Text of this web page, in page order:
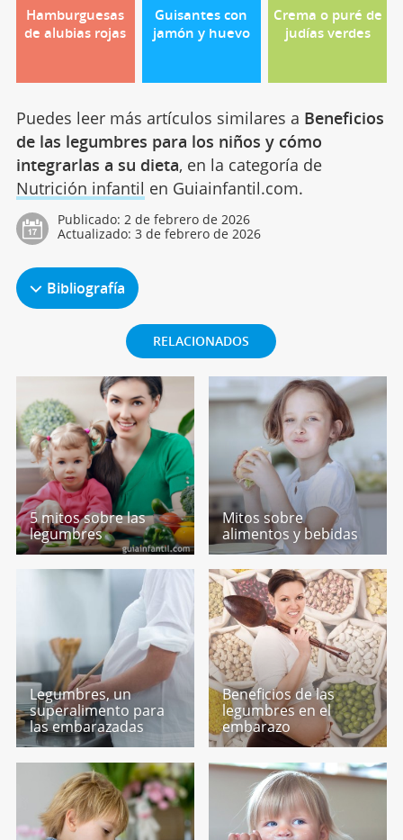
Hamburguesas
de alubias rojas
Guisantes con
jamón y huevo
Crema o puré de
judías verdes
Puedes leer más artículos similares a Beneficios
de las legumbres para los niños y cómo
integrarlas a su dieta, en la categoría de
Nutrición infantil en Guiainfantil.com.
Publicado: 2 de febrero de 2026
Actualizado: 3 de febrero de 2026
Bibliografía
RELACIONADOS
5 mitos sobre las
legumbres
Mitos sobre
alimentos y bebidas
Legumbres, un
superalimento para
las embarazadas
Beneficios de las
legumbres en el
embarazo